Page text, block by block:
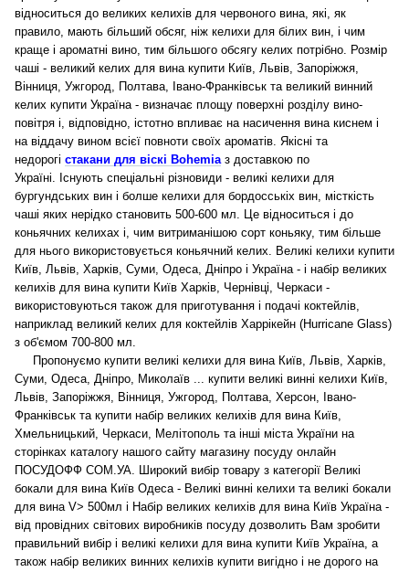
відноситься до великих келихів для червоного вина, які, як
правило, мають більший обсяг, ніж келихи для білих вин, і чим
краще і ароматні вино, тим більшого обсягу келих потрібно. Розмір
чаші - великий келих для вина купити Київ, Львів, Запоріжжя,
Вінниця, Ужгород, Полтава, Івано-Франківськ та великий винний
келих купити Україна - визначає площу поверхні розділу вино-
повітря і, відповідно, істотно впливає на насичення вина киснем і
на віддачу вином всієї повноти своїх ароматів. Якісні та
недорогі стакани для віскі Bohemiaз доставкою по
Україні. Існують спеціальні різновиди - великі келихи для
бургундських вин і болше келихи для бордосськіх вин, місткість
чаші яких нерідко становить 500-600 мл. Це відноситься і до
коньячних келихах і, чим витриманішою сорт коньяку, тим більше
для нього використовується коньячний келих. Великі келихи купити
Київ, Львів, Харків, Суми, Одеса, Дніпро і Україна - і набір великих
келихів для вина купити Київ Харків, Чернівці, Черкаси -
використовуються також для приготування і подачі коктейлів,
наприклад великий келих для коктейлів Харрікейн (Hurricane Glass)
з об'ємом 700-800 мл.
Пропонуємо купити великі келихи для вина Київ, Львів, Харків,
Суми, Одеса, Дніпро, Миколаїв ... купити великі винні келихи Київ,
Львів, Запоріжжя, Вінниця, Ужгород, Полтава, Херсон, Івано-
Франківськ та купити набір великих келихів для вина Київ,
Хмельницький, Черкаси, Мелітополь та інші міста України на
сторінках каталогу нашого сайту магазину посуду онлайн
ПОСУДОФФ СОМ.УА. Широкий вибір товару з категорії Великі
бокали для вина Київ Одеса - Великі винні келихи та великі бокали
для вина V> 500мл і Набір великих келихів для вина Київ Україна -
від провідних світових виробників посуду дозволить Вам зробити
правильний вибір і великі келихи для вина купити Київ Україна, а
також набір великих винних келихів купити вигідно і не дорого на